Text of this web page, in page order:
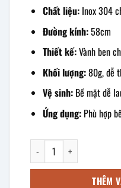
Chất liệu:Inox 304
Đường kính:58cm
Thiết kế:Vành ben
Khối lượng:80g, dễ
Vệ sinh:Bề mặt dễ
Ứng dụng:Phù hợp
Rổ ben inox 58cm số lượng
THÊM